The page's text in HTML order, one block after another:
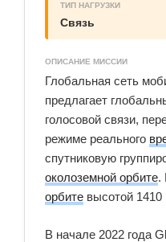
ТИП НАГРУЗКИ
Связь
ОПИСАНИЕ МИССИИ
Глобальная сеть
предлагает
голосовой связи,
режиме реального
спутниковую
околоземной орбите.
орбите высотой 1410
В начале 2022 года